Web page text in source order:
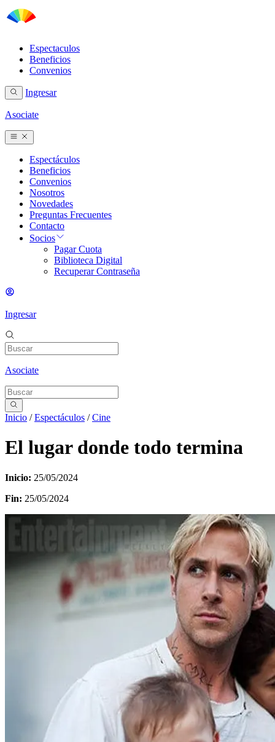
Espectaculos
Beneficios
Convenios
Ingresar
Asociate
Espectáculos
Beneficios
Convenios
Nosotros
Novedades
Preguntas Frecuentes
Contacto
Socios
Pagar Cuota
Biblioteca Digital
Recuperar Contraseña
Ingresar
Asociate
Inicio /Espectáculos /Cine
El lugar donde todo termina
Inicio: 25/05/2024
Fin: 25/05/2024